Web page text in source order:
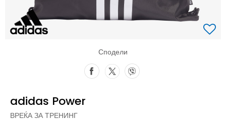
Сподели
adidas Power
ВРЕЌА ЗА ТРЕНИНГ